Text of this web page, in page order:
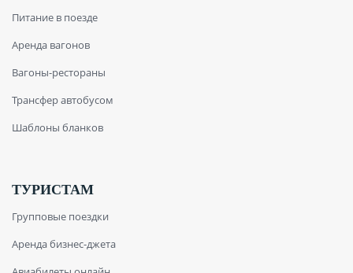
Питание в поезде
Аренда вагонов
Вагоны-рестораны
Трансфер автобусом
Шаблоны бланков
ТУРИСТАМ
Групповые поездки
Аренда бизнес-джета